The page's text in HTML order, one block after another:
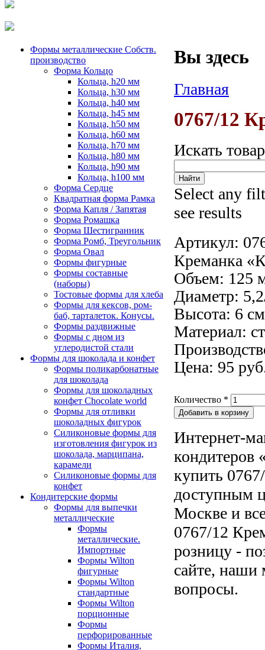
Формы металлические Собств.
производство
Форма Кольцо
Кольца, h20 мм
Кольца, h30 мм
Кольца, h40 мм
Кольца, h45 мм
Кольца, h50 мм
Кольца, h60 мм
Кольца, h70 мм
Кольца, h80 мм
Кольца, h90 мм
Кольца, h100 мм
Форма Сердце
Квадратная форма Рамка
Форма Капля / Запятая
Форма Ромашка
Форма Шестигранник
Форма Ромб, Треугольник
Форма Овал
Формы фигурные
Формы составные
(наборы)
Тостовые формы для хлеба
Формы для кексов, ром-
баб, тарталеток. Конусы.
Формы раздвижные
Формы с дном из
углеродистой стали
Формы для шоколада и конфет
Формы поликарбонатные
для шоколада
Формы для шоколадных
конфет Сhocolate world
Формы для отливки
шоколадных фигурок
Силиконовые формы для
изготовления фигурок из
шоколада, марципана,
карамели
Силиконовые формы для
конфет
Кондитерские формы
Формы для выпечки
металлические
Формы
металлические.
Импортные
Формы Wilton
фигурные
Формы Wilton
стандартные
Формы Wilton
порционные
Формы
перфорированные
Формы Италия,
Вы здесь
Главная
0767/12
Искать
Select any
see results
Артикул:
Креманка
Объем: 125
Диаметр:
Высота: 6
Материал:
Цена: 95
Количество *
Интернет-
кондитеров
купить
доступным
Москве и
0767/12
розницу -
сайте, наши
вопросы.